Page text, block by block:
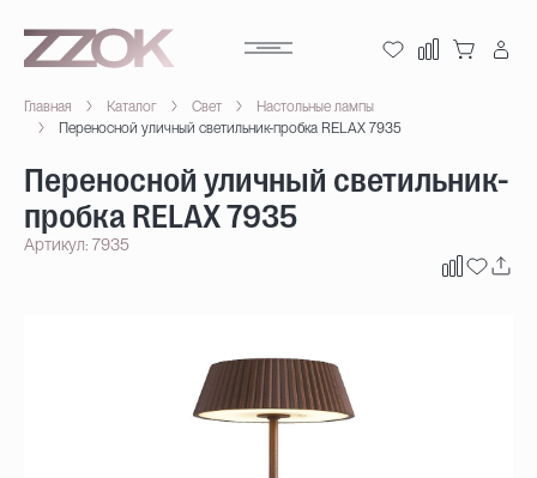
Главная Каталог Свет
Настольные лампы
Переносной уличный светильник-пробка RELAX 7935
Переносной уличный светильник-
пробка RELAX 7935
Артикул: 7935